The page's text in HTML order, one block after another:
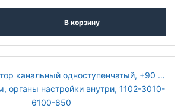
В корзину